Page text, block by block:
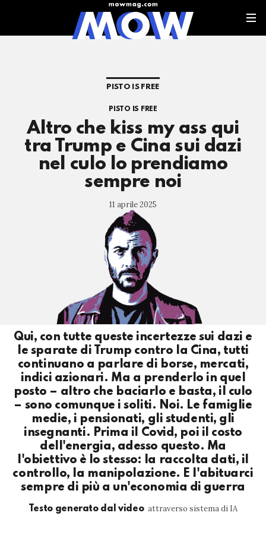
PISTO IS FREE
PISTO IS FREE
Altro che kiss my ass qui
tra Trump e Cina sui dazi
nel culo lo prendiamo
sempre noi
11 aprile 2025
Qui, con tutte queste incertezze sui dazi e
le sparate di Trump contro la Cina, tutti
continuano a parlare di borse, mercati,
indici azionari. Ma a prenderlo in quel
posto – altro che baciarlo e basta, il culo
– sono comunque i soliti. Noi. Le famiglie
medie, i pensionati, gli studenti, gli
insegnanti. Prima il Covid, poi il costo
dell'energia, adesso questo. Ma
l'obiettivo è lo stesso: la raccolta dati, il
controllo, la manipolazione. E l'abituarci
sempre di più a un'economia di guerra
Testo generato dal video attraverso sistema di IA